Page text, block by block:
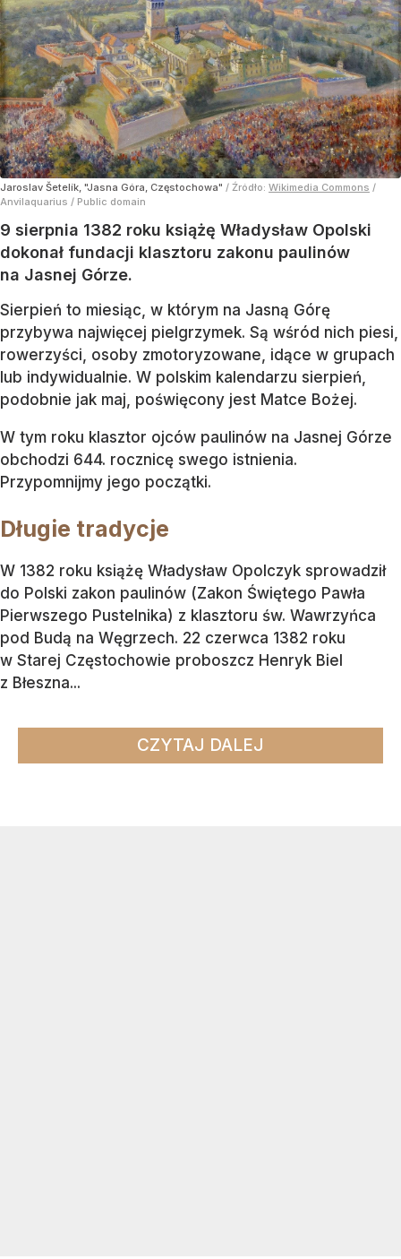
Jaroslav Šetelík, "Jasna Góra, Częstochowa" / Źródło: Wikimedia Commons /
Anvilaquarius / Public domain
9 sierpnia 1382 roku książę Władysław Opolski
dokonał fundacji klasztoru zakonu paulinów
na Jasnej Górze.
Sierpień to miesiąc, w którym na Jasną Górę
przybywa najwięcej pielgrzymek. Są wśród nich piesi,
rowerzyści, osoby zmotoryzowane, idące w grupach
lub indywidualnie. W polskim kalendarzu sierpień,
podobnie jak maj, poświęcony jest Matce Bożej.
W tym roku klasztor ojców paulinów na Jasnej Górze
obchodzi 644. rocznicę swego istnienia.
Przypomnijmy jego początki.
Długie tradycje
W 1382 roku książę Władysław Opolczyk sprowadził
do Polski zakon paulinów (Zakon Świętego Pawła
Pierwszego Pustelnika) z klasztoru św. Wawrzyńca
pod Budą na Węgrzech. 22 czerwca 1382 roku
w Starej Częstochowie proboszcz Henryk Biel
z Błeszna...
CZYTAJ DALEJ